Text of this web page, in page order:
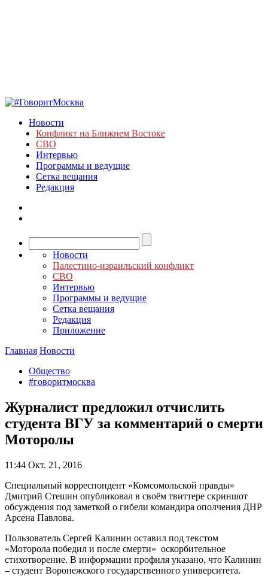
Новости
Конфликт на Ближнем Востоке
СВО
Интервью
Программы и ведущие
Сетка вещания
Редакция
Новости
Палестино-израильский конфликт
СВО
Интервью
Программы и ведущие
Сетка вещания
Редакция
Приложение
Главная Новости
Общество
#говоритмосква
Журналист предложил отчислить
студента ВГУ за комментарий о смерти
Моторолы
11:44 Окт. 21, 2016
Специальный корреспондент «Комсомольской правды»
Дмитрий Стешин опубликовал в своём твиттере скриншот
обсуждения под заметкой о гибели командира ополчения ДНР
Арсена Павлова.
Пользователь Сергей Калинин оставил под текстом
«Моторола победил и после смерти» оскорбительное
стихотворение. В информации профиля указано, что Калинин
– студент Воронежского государственного университета.